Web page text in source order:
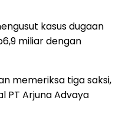
kasus dugaan
miliar dengan
memeriksa tiga saksi,
PT Arjuna Advaya